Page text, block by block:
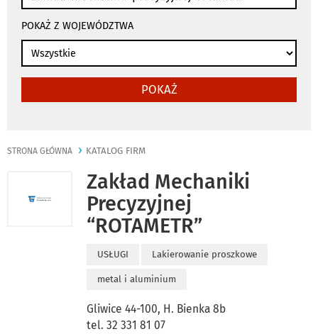
POKAŻ Z WOJEWÓDZTWA
POKAŻ
STRONA GŁÓWNA KATALOG FIRM
Zakład Mechaniki
Precyzyjnej
“ROTAMETR”
USŁUGI Lakierowanie proszkowe
metal i aluminium
Gliwice 44-100, H. Bienka 8b
tel. 32 331 81 07